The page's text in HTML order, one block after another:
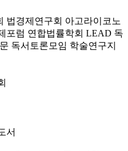
법경제연구회 아고라이코노
포럼 연합법률학회 LEAD 독
독서토론모임 학술연구지
서